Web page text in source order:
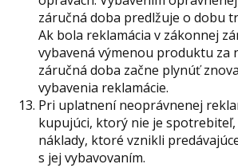
záručná doba predlžuje o dobu
Ak bola reklamácia v zákonnej
vybavená výmenou produktu za
záručná doba začne plynúť
vybavenia reklamácie.
Pri uplatnení neoprávnenej
kupujúci, ktorý nie je
náklady, ktoré vznikli
s jej vybavovaním.